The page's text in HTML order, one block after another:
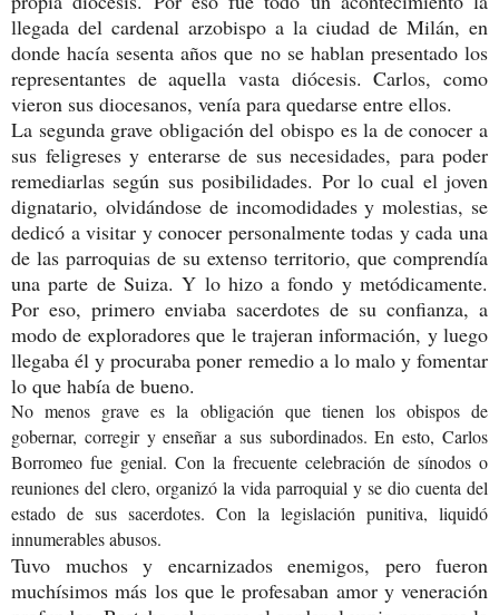
llegada del cardenal arzobispo a la ciudad de Milán, en
donde hacía sesenta años que no se hablan presentado los
representantes de aquella vasta diócesis. Carlos, como
vieron sus diocesanos, venía para quedarse entre ellos.
La segunda grave obligación del obispo es la de conocer a
sus feligreses y enterarse de sus necesidades, para poder
remediarlas según sus posibilidades. Por lo cual el joven
dignatario, olvidándose de incomodidades y molestias, se
dedicó a visitar y conocer personalmente todas y cada una
de las parroquias de su extenso territorio, que comprendía
una parte de Suiza. Y lo hizo a fondo y metódicamente.
Por eso, primero enviaba sacerdotes de su confianza, a
modo de exploradores que le trajeran información, y luego
llegaba él y procuraba poner remedio a lo malo y fomentar
lo que había de bueno.
No menos grave es la obligación que tienen los obispos de
gobernar, corregir y enseñar a sus subordinados. En esto, Carlos
Borromeo fue genial. Con la frecuente celebración de sínodos o
reuniones del clero, organizó la vida parroquial y se dio cuenta del
estado de sus sacerdotes. Con la legislación punitiva, liquidó
innumerables abusos.
Tuvo muchos y encarnizados enemigos, pero fueron
muchísimos más los que le profesaban amor y veneración